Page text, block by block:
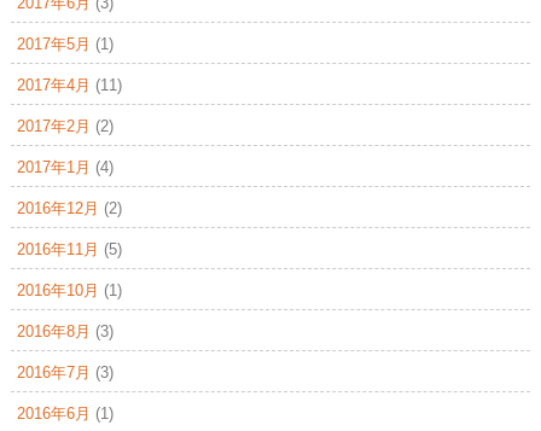
2017年5月 (1)
2017年4月 (11)
2017年2月 (2)
2017年1月 (4)
2016年12月 (2)
2016年11月 (5)
2016年10月 (1)
2016年8月 (3)
2016年7月 (3)
2016年6月 (1)